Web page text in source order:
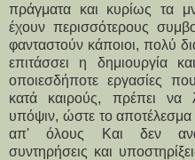
πράγματα και κυρίως τα
έχουν περισσότερους
φανταστούν κάποιοι, πολύ
επιτάσσει η δημιουργία
οποιεσδήποτε εργασίες
κατά καιρούς, πρέπει να
υπόψιν, ώστε το αποτέλεσμα
απ' όλους Και δεν
συντηρήσεις και